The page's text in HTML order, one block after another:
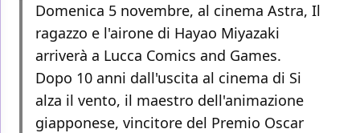
Domenica 5 novembre, al cinema Astra, Il
ragazzo e l'airone di Hayao Miyazaki
arriverà a Lucca Comics and Games.
Dopo 10 anni dall'uscita al cinema di Si
alza il vento, il maestro dell'animazione
giapponese, vincitore del Premio Oscar